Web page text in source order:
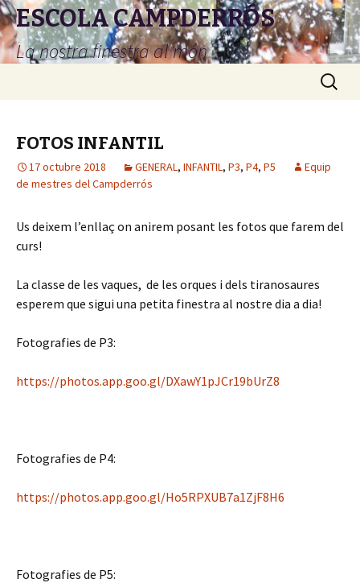
ESCOLA CAMPDERRÓS
La nostra finestra al món
Cerca:
FOTOS INFANTIL
17 octubre 2018 GENERAL, INFANTIL, P3, P4, P5
Equip
de mestres del Campderrós
Us deixem l’enllaç on anirem posant les fotos que farem del
curs!
La classe de les vaques, de les orques i dels tiranosaures
esperem que sigui una petita finestra al nostre dia a dia!
Fotografies de P3:
https://photos.app.goo.gl/DXawY1pJCr19bUrZ8
Fotografies de P4:
https://photos.app.goo.gl/Ho5RPXUB7a1ZjF8H6
Fotografies de P5: